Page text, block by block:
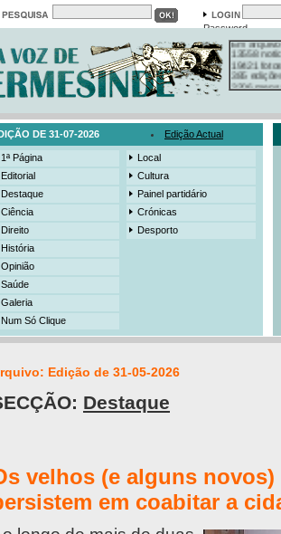
PasswordEm arquivo
19421
385
3206
525
DE 31-07-2026 Edição Actual
1ª Página
Editorial
Destaque
Ciência
Direito
História
Opinião
Saúde
Galeria
Num Só Clique
Local
Cultura
Painel partidário
Crónicas
Desporto
Edição de 31-05-2026
Destaque
velhos (e alguns
em coabitar a